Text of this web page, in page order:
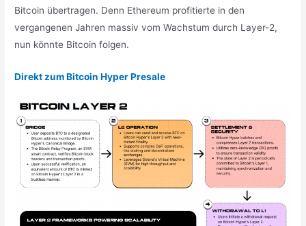
Bitcoin übertragen. Denn Ethereum profitierte in den
vergangenen Jahren massiv vom Wachstum durch Layer-2,
nun könnte Bitcoin folgen.
Direkt zum Bitcoin Hyper Presale